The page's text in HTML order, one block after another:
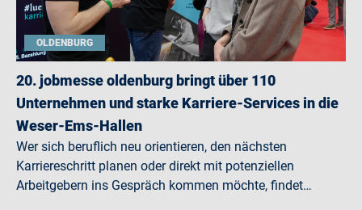
OLDENBURG
20. jobmesse oldenburg bringt über 110
Unternehmen und starke Karriere-Services in die
Weser-Ems-Hallen
Wer sich beruflich neu orientieren, den nächsten
Karriereschritt planen oder direkt mit potenziellen
Arbeitgebern ins Gespräch kommen möchte, findet…